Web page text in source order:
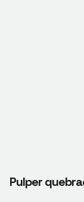
Pulper